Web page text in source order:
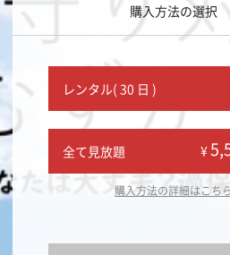
購入方法の選択
レンタル( 30 日 )
全て見放題 ¥
購入方法の詳細はこちら